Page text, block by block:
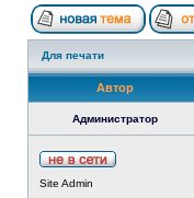
Для печати
Автор
Администратор
Site Admin